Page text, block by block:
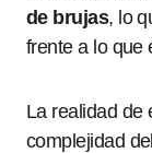
de brujas, lo
frente a lo que
La realidad de
complejidad